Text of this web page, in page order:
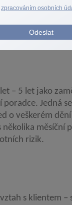
– 5 let jako
Jedná
o veškerém
měsíční
rizik.
s klientem –
zpracováním osobních
Odeslat